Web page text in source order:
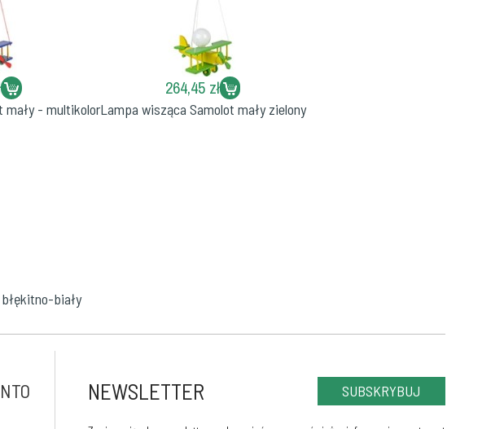
mały - multikolor
264,45 zł
Lampa wisząca Samolot mały zielony
biały
NEWSLETTER SUBSKRYBUJ